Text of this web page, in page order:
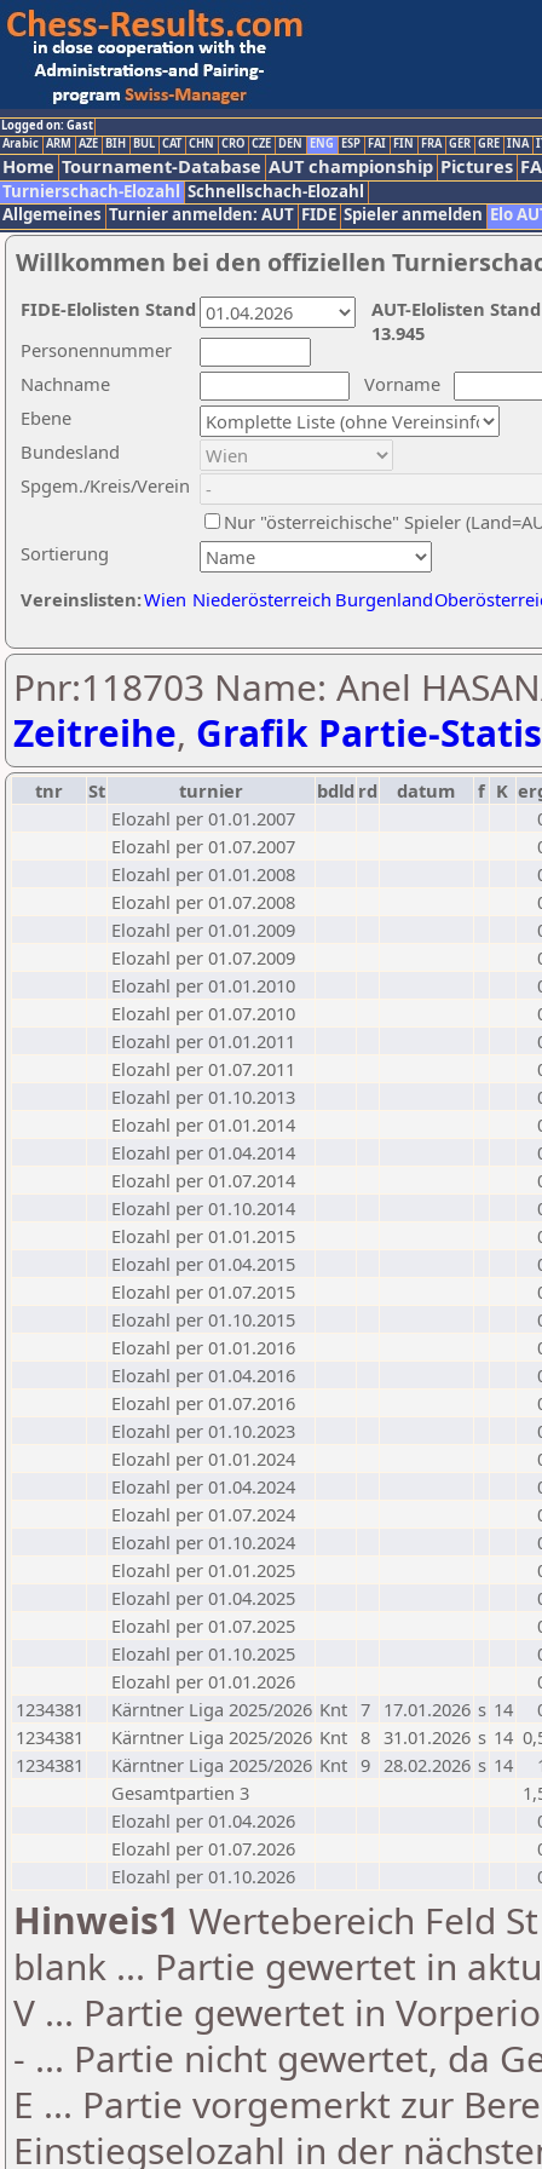
Logged on: Gast
Arabic ARM AZE BIH BUL CAT CHN CRO CZE DEN ENG ESP FAI FIN FRA GER GRE INA
Home Tournament-Database AUT championship Pictures
Turnierschach-Elozahl Schnellschach-Elozahl
Allgemeines Turnier anmelden: AUT FIDE Spieler anmelden Elo
Willkommen bei den offiziellen
Nachname
Vorname
Ebene
Sortierung
Personennummer
Bundesland
Spgem./Kreis/Verein
Nur "österreichische" Spieler
Vereinslisten:Wien Niederösterreich Burgenland
AUT-Elolisten
13.945
FIDE-Elolisten Stand
Pnr:118703 Name: Anel
Zeitreihe, Grafik Partie-
tnr St turnier bdld rd datum f K
Elozahl per 01.01.2007
Elozahl per 01.07.2007
Elozahl per 01.01.2008
Elozahl per 01.07.2008
Elozahl per 01.01.2009
Elozahl per 01.07.2009
Elozahl per 01.01.2010
Elozahl per 01.07.2010
Elozahl per 01.01.2011
Elozahl per 01.07.2011
Elozahl per 01.10.2013
Elozahl per 01.01.2014
Elozahl per 01.04.2014
Elozahl per 01.07.2014
Elozahl per 01.10.2014
Elozahl per 01.01.2015
Elozahl per 01.04.2015
Elozahl per 01.07.2015
Elozahl per 01.10.2015
Elozahl per 01.01.2016
Elozahl per 01.04.2016
Elozahl per 01.07.2016
Elozahl per 01.10.2023
Elozahl per 01.01.2024
Elozahl per 01.04.2024
Elozahl per 01.07.2024
Elozahl per 01.10.2024
Elozahl per 01.01.2025
Elozahl per 01.04.2025
Elozahl per 01.07.2025
Elozahl per 01.10.2025
Elozahl per 01.01.2026
1234381
Kärntner Liga 2025/2026 Knt 7 17.01.2026 s 14
1234381
Kärntner Liga 2025/2026 Knt 8 31.01.2026 s 14
1234381
Kärntner Liga 2025/2026 Knt 9 28.02.2026 s 14
Gesamtpartien 3
Elozahl per 01.04.2026
Elozahl per 01.07.2026
Elozahl per 01.10.2026
Hinweis1 Wertebereich Feld
blank ... Partie gewertet in
V ... Partie gewertet in
- ... Partie nicht gewertet, da
E ... Partie vorgemerkt zur
Einstiegselozahl in der